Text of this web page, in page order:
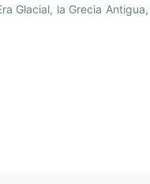
Glacial, la Grecia